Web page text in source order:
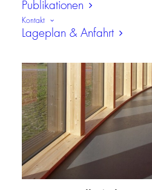
Publikationen
Kontakt
Lageplan & Anfahrt